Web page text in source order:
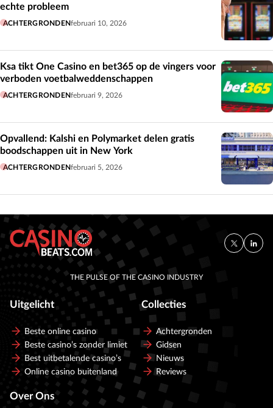
echte probleem
ACHTERGRONDENfebruari 10, 2026
Ksa tikt One Casino en bet365 op de vingers voor
verboden voetbalweddenschappen
ACHTERGRONDENfebruari 9, 2026
Opvallend: Kalshi en Polymarket delen gratis
boodschappen uit in New York
ACHTERGRONDENfebruari 5, 2026
THE PULSE OF THE CASINO INDUSTRY
Uitgelicht
Beste online casino
Beste casino’s zonder limiet
Best uitbetalende casino’s
Online casino buitenland
Collecties
Achtergronden
Gidsen
Nieuws
Reviews
Over Ons